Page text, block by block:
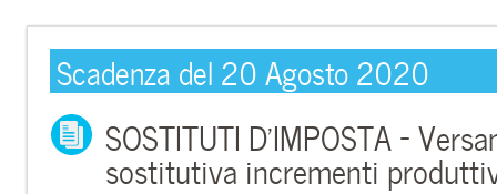
Scadenza del 20 Agosto 2020
SOSTITUTI D’IMPOSTA –
sostitutiva incrementi